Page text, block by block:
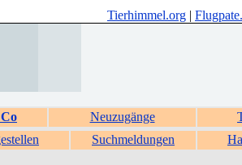
Tierhimmel.org |
Neuzugänge
Suchmeldungen